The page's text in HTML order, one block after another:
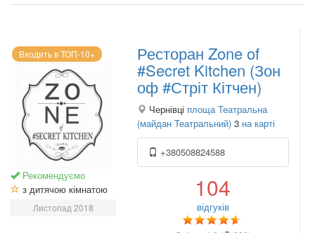
Входить в ТОП-10+
Рекомендуємо
з дитячою кімнатою
Листопад 2018
Ресторан Zone of
#Secret Kitchen (Зон
оф #Стріт Кітчен)
Чернівці площа Театральна
(майдан Театральний) 3 на карті
+380508824588
104
відгуків